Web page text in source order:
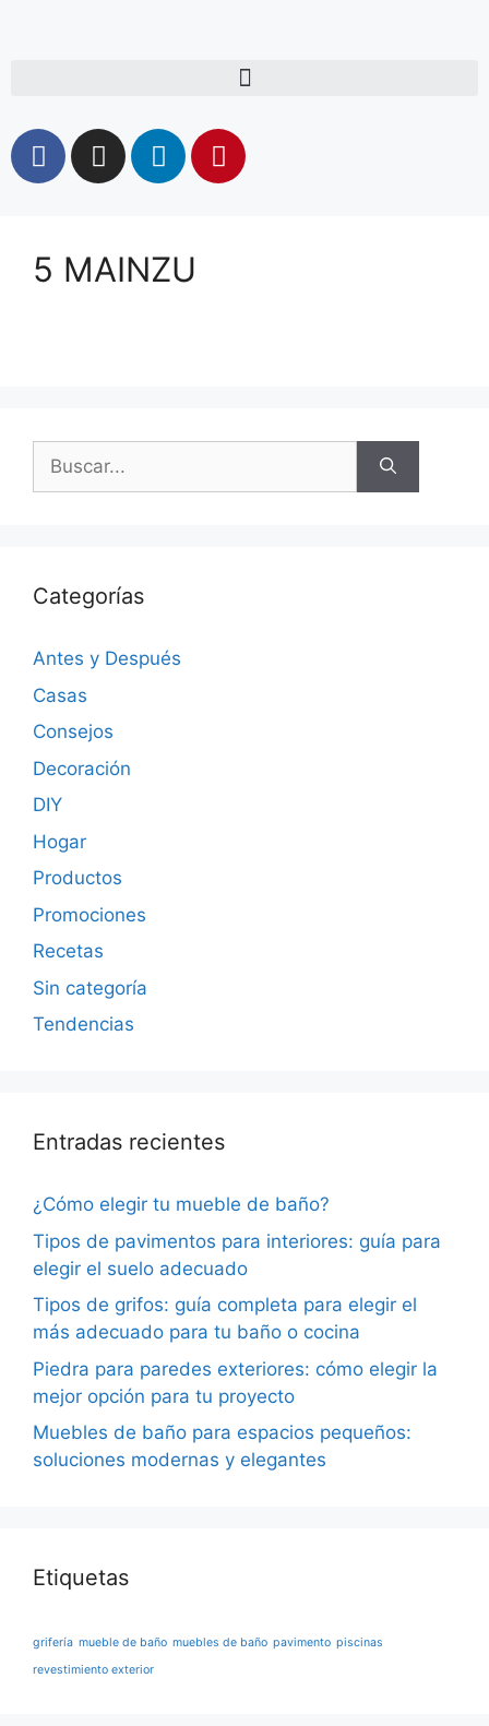
5 MAINZU
Categorías
Antes y Después
Casas
Consejos
Decoración
DIY
Hogar
Productos
Promociones
Recetas
Sin categoría
Tendencias
Entradas recientes
¿Cómo elegir tu mueble de baño?
Tipos de pavimentos para interiores: guía para
elegir el suelo adecuado
Tipos de grifos: guía completa para elegir el
más adecuado para tu baño o cocina
Piedra para paredes exteriores: cómo elegir la
mejor opción para tu proyecto
Muebles de baño para espacios pequeños:
soluciones modernas y elegantes
Etiquetas
grifería mueble de baño muebles de baño pavimento piscinas
revestimiento exterior